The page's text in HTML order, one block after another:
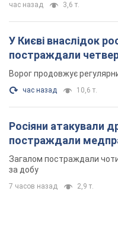
час назад 3,6 т.
У Києві внаслідок
постраждали
Ворог продовжує
час назад 10,6 т.
Росіяни атакували
постраждали
Загалом постраждали
за добу
7 часов назад 2,9 т.